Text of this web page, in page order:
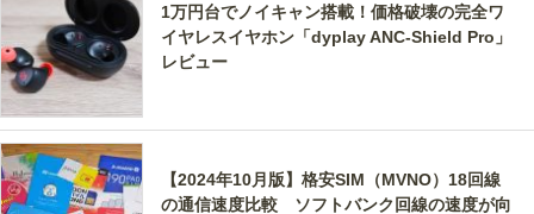
1万円台でノイキャン搭載！価格破壊の完全ワ
イヤレスイヤホン「dyplay ANC-Shield Pro」
レビュー
【2024年10月版】格安SIM（MVNO）18回線
の通信速度比較 ソフトバンク回線の速度が向